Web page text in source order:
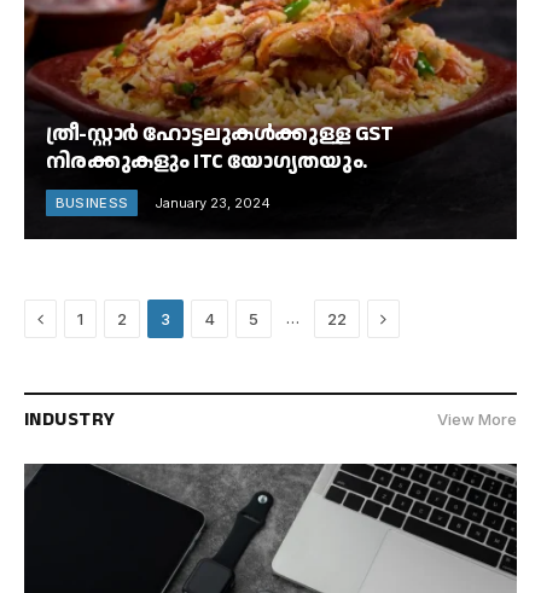
ത്രീ-സ്റ്റാർ ഹോട്ടലുകൾക്കുള്ള GST
നിരക്കുകളും ITC യോഗ്യതയും.
BUSINESS January 23, 2024
Previous
1 2 3 4 5 … 22 Next
INDUSTRY View More